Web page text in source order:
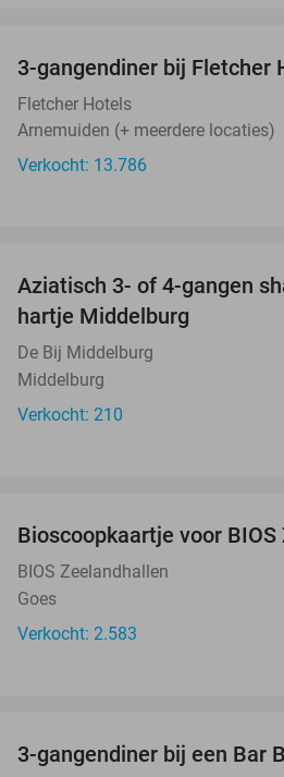
3-gangendiner bij Fletcher
Fletcher Hotels
Arnemuiden (+ meerdere locaties)
Verkocht: 13.786
Aziatisch 3- of 4-gangen
hartje Middelburg
De Bij Middelburg
Middelburg
Verkocht: 210
Bioscoopkaartje voor
BIOS Zeelandhallen
Goes
Verkocht: 2.583
3-gangendiner bij een Bar